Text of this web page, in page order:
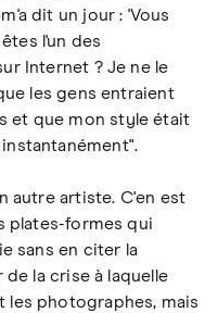
dit un jour : 'Vous
l'un des
Internet ? Je ne le
les gens entraient
et que mon style était
autre artiste. C'en est
plates-formes qui
sans en citer la
la crise à laquelle
les photographes, mais